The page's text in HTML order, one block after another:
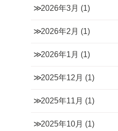
2026年3月 (1)
2026年2月 (1)
2026年1月 (1)
2025年12月 (1)
2025年11月 (1)
2025年10月 (1)